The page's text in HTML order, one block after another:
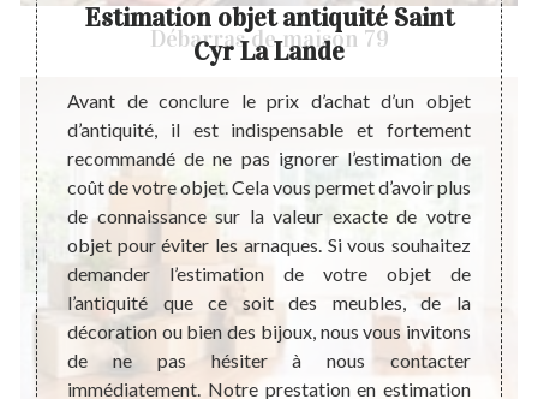
Débarras de maison 79
très
la
un
une
sur
la
Estimation objet antiquité Saint
Cyr La Lande
Avant de conclure le prix d’achat d’un objet
d’antiquité, il est indispensable et fortement
recommandé de ne pas ignorer l’estimation de
coût de votre objet. Cela vous permet d’avoir plus
de connaissance sur la valeur exacte de votre
objet pour éviter les arnaques. Si vous souhaitez
demander l’estimation de votre objet de
l’antiquité que ce soit des meubles, de la
décoration ou bien des bijoux, nous vous invitons
de ne pas hésiter à nous contacter
immédiatement. Notre prestation en estimation
Les
de
nous